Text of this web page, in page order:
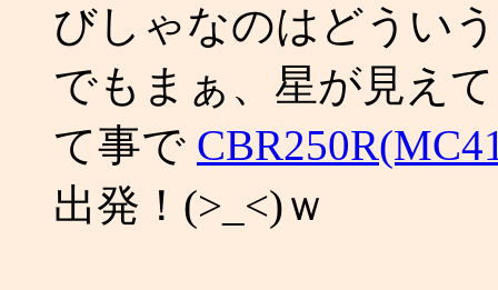
びしゃなのはどうい
でもまぁ、星が見え
て事で
出発！(>_<)ｗ